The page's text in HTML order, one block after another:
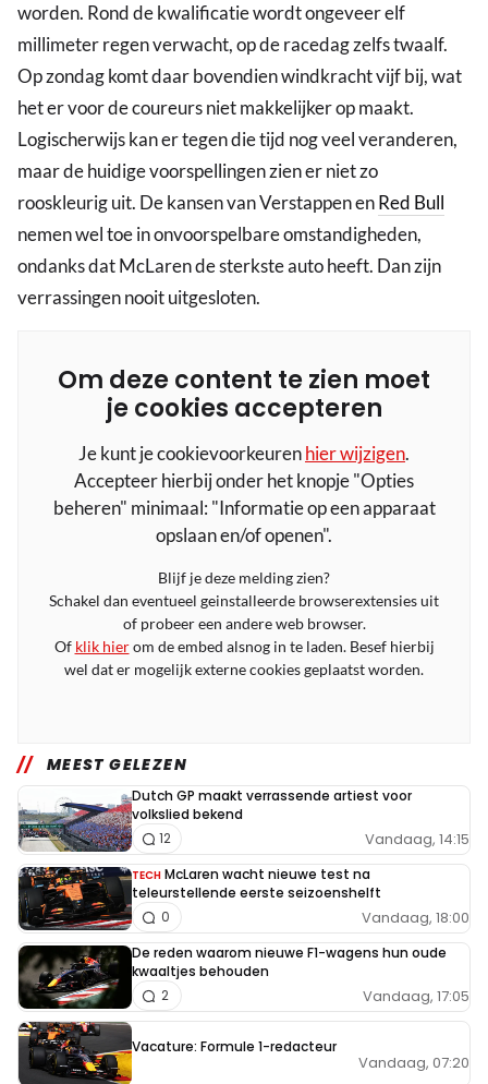
worden. Rond de kwalificatie wordt ongeveer elf
millimeter regen verwacht, op de racedag zelfs twaalf.
Op zondag komt daar bovendien windkracht vijf bij, wat
het er voor de coureurs niet makkelijker op maakt.
Logischerwijs kan er tegen die tijd nog veel veranderen,
maar de huidige voorspellingen zien er niet zo
rooskleurig uit. De kansen van Verstappen enRed Bull
nemen wel toe in onvoorspelbare omstandigheden,
ondanks dat McLaren de sterkste auto heeft. Dan zijn
verrassingen nooit uitgesloten.
Om deze content te zien moet
je cookies accepteren
Je kunt je cookievoorkeurenhier wijzigen.
Accepteer hierbij onder het knopje "Opties
beheren" minimaal: "Informatie op een apparaat
opslaan en/of openen".
Blijf je deze melding zien?
Schakel dan eventueel geinstalleerde browserextensies uit
of probeer een andere web browser.
Of klik hierom de embed alsnog in te laden. Besef hierbij
wel dat er mogelijk externe cookies geplaatst worden.
MEEST GELEZEN
Dutch GP maakt verrassende artiest voor
volkslied bekend
Vandaag, 14:15
12
TECH McLaren wacht nieuwe test na
teleurstellende eerste seizoenshelft
Vandaag, 18:00
0
De reden waarom nieuwe F1-wagens hun oude
kwaaltjes behouden
Vandaag, 17:05
2
Vacature: Formule 1-redacteur
Vandaag, 07:20